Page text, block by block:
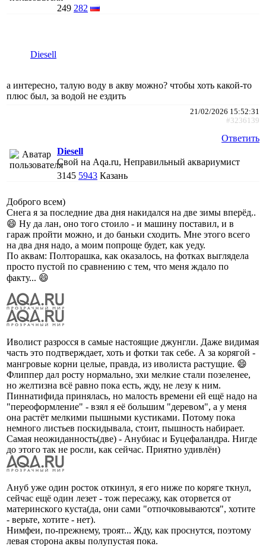
249 282
Diesell
а интересно, талую воду в акву можно? чтобы хоть какой-то
плюс был, за водой не ездить
21/02/2026 15:52:31
#3236139
Ответить
Diesell
Свой на Aqa.ru, Неправильный аквариумист
3145 5943 Казань
Доброго всем)
Снега я за последние два дня накидался на две зимы вперёд..
😄 Ну да лан, оно того стоило - и машину поставил, и в
гараж пройти можно, и до баньки сходить. Мне этого всего
на два дня надо, а моим попроще будет, как уеду.
По аквам: Полторашка, как оказалось, на фотках выглядела
просто пустой по сравнению с тем, что меня ждало по
факту... 😄
Иволист разросся в самые настоящие джунгли. Даже видимая
часть это подтверждает, хоть и фотки так себе. А за корягой -
мангровые корни целые, правда, из иволиста растущие. 😄
Флиппер дал росту нормально, эхи мелкие стали позеленее,
но желтизна всё равно пока есть, жду, не лезу к ним.
Пиннатифида принялась, но малость времени ей ещё надо на
"переоформление" - взял я её большим "деревом", а у меня
она растёт мелкими пышными кустиками. Потому пока
немного листьев поскидывала, стоит, пышность набирает.
Самая неожиданность(две) - Анубиас и Буцефаландра. Нигде
до этого так не росли, как сейчас. Приятно удивлён)
Ануб уже один росток откинул, я его ниже по коряге ткнул,
сейчас ещё один лезет - тож пересажу, как оторвется от
материнского куста(да, они сами "отпочковываются", хотите
- верьте, хотите - нет).
Нимфеи, по-прежнему, троят... Жду, как проснутся, поэтому
левая сторона аквы полупустая пока.